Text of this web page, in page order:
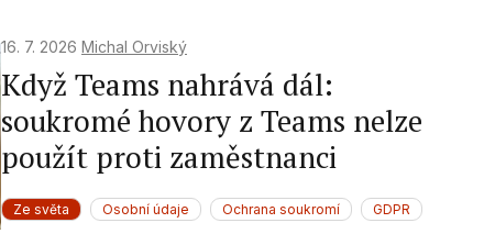
16. 7. 2026 Michal Orviský
Když Teams nahrává dál:
soukromé hovory z Teams nelze
použít proti zaměstnanci
Ze světa Osobní údaje Ochrana soukromí GDPR